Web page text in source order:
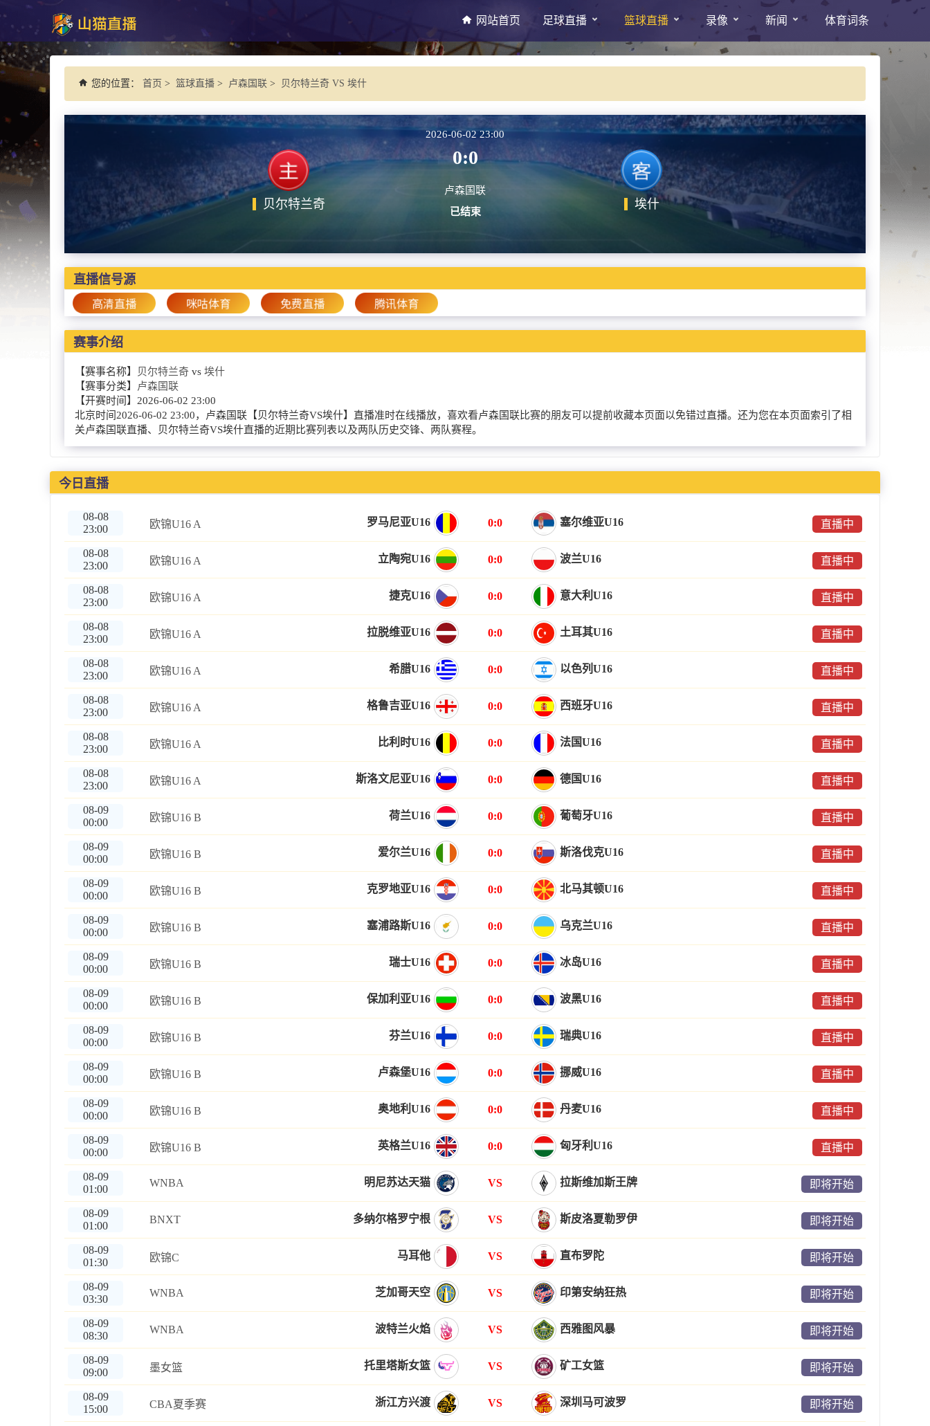
网站首页 足球直播 篮球直播 录像 新闻 体育词条
您的位置： 首页 > 篮球直播 > 卢森国联 > 贝尔特兰奇 VS 埃什
贝尔特兰奇
2026-06-02 23:00
0:0
卢森国联
已结束
埃什
直播信号源
高清直播 咪咕体育 免费直播 腾讯体育
赛事介绍
【赛事名称】 贝尔特兰奇 vs 埃什
【赛事分类】
卢森国联
【开赛时间】 2026-06-02 23:00
北京时间2026-06-02 23:00，卢森国联【贝尔特兰奇VS埃什】直播准时在线播放，喜欢看卢森国联比赛的朋友可以提前收藏本页面以免错过直播。还为您在本页面索引了相
关卢森国联直播、贝尔特兰奇VS埃什直播的近期比赛列表以及两队历史交锋、两队赛程。
今日直播
08-08
23:00
欧锦U16 A 罗马尼亚U16 0:0 塞尔维亚U16 直播中
08-08
23:00
欧锦U16 A 立陶宛U16 0:0 波兰U16 直播中
08-08
23:00
欧锦U16 A 捷克U16 0:0 意大利U16 直播中
08-08
23:00
欧锦U16 A 拉脱维亚U16 0:0 土耳其U16 直播中
08-08
23:00
欧锦U16 A 希腊U16 0:0 以色列U16 直播中
08-08
23:00
欧锦U16 A 格鲁吉亚U16 0:0 西班牙U16 直播中
08-08
23:00
欧锦U16 A 比利时U16 0:0 法国U16 直播中
08-08
23:00
欧锦U16 A 斯洛文尼亚U16 0:0 德国U16 直播中
08-09
00:00
欧锦U16 B 荷兰U16 0:0 葡萄牙U16 直播中
08-09
00:00
欧锦U16 B 爱尔兰U16 0:0 斯洛伐克U16 直播中
08-09
00:00
欧锦U16 B 克罗地亚U16 0:0 北马其顿U16 直播中
08-09
00:00
欧锦U16 B 塞浦路斯U16 0:0 乌克兰U16 直播中
08-09
00:00
欧锦U16 B 瑞士U16 0:0 冰岛U16 直播中
08-09
00:00
欧锦U16 B 保加利亚U16 0:0 波黑U16 直播中
08-09
00:00
欧锦U16 B 芬兰U16 0:0 瑞典U16 直播中
08-09
00:00
欧锦U16 B 卢森堡U16 0:0 挪威U16 直播中
08-09
00:00
欧锦U16 B 奥地利U16 0:0 丹麦U16 直播中
08-09
00:00
欧锦U16 B 英格兰U16 0:0 匈牙利U16 直播中
08-09
01:00
WNBA 明尼苏达天猫 VS 拉斯维加斯王牌 即将开始
08-09
01:00
BNXT 多纳尔格罗宁根 VS 斯皮洛夏勒罗伊 即将开始
08-09
01:30
欧锦C 马耳他 VS 直布罗陀 即将开始
08-09
03:30
WNBA 芝加哥天空 VS 印第安纳狂热 即将开始
08-09
08:30
WNBA 波特兰火焰 VS 西雅图风暴 即将开始
08-09
09:00
墨女篮 托里塔斯女篮 VS 矿工女篮 即将开始
08-09
15:00
CBA夏季赛 浙江方兴渡 VS 深圳马可波罗 即将开始